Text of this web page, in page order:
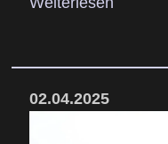
02.04.2025